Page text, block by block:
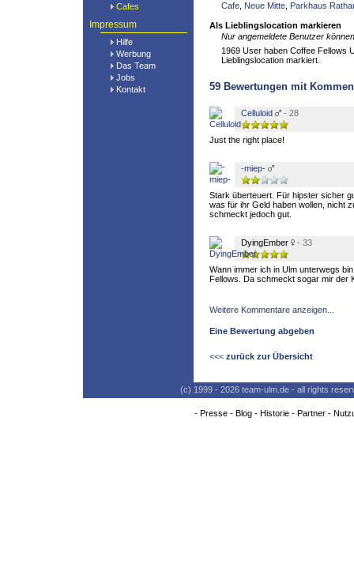
Cafes
Impressum
Hilfe
Werbung
Das Team
Jobs
Kontakt
Cafe Neue Mitte Parkhaus
Als Lieblingslocation markieren
Nur angemeldete Benutzer
1969 User haben Coffee Fellows
Lieblingslocation markiert.
59 Bewertungen mit
Celluloid - 28
Just the right place!
-miep-
Stark überteuert. Für hipster sicher
was für ihr Geld haben wollen, nicht
schmeckt jedoch gut.
DyingEmber - 33
Wann immer ich in Ulm unterwegs
Fellows. Da schmeckt sogar mir der
Weitere Kommentare anzeigen...
Eine Bewertung abgeben
<<< zurück zur Übersicht
(c) 1999 - 2026 team-ulm.de - all rights
- Presse- Blog- Historie- Partner-